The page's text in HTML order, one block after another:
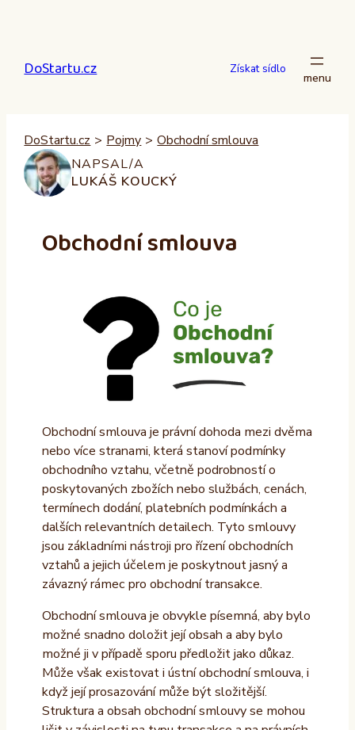
DoStartu.cz Získat sídlo
DoStartu.cz > Pojmy > Obchodní smlouva
NAPSAL/A
LUKÁŠ KOUCKÝ
Obchodní smlouva
Obchodní smlouva je právní dohoda mezi dvěma
nebo více stranami, která stanoví podmínky
obchodního vztahu, včetně podrobností o
poskytovaných zbožích nebo službách, cenách,
termínech dodání, platebních podmínkách a
dalších relevantních detailech. Tyto smlouvy
jsou základními nástroji pro řízení obchodních
vztahů a jejich účelem je poskytnout jasný a
závazný rámec pro obchodní transakce.
Obchodní smlouva je obvykle písemná, aby bylo
možné snadno doložit její obsah a aby bylo
možné ji v případě sporu předložit jako důkaz.
Může však existovat i ústní obchodní smlouva, i
když její prosazování může být složitější.
Struktura a obsah obchodní smlouvy se mohou